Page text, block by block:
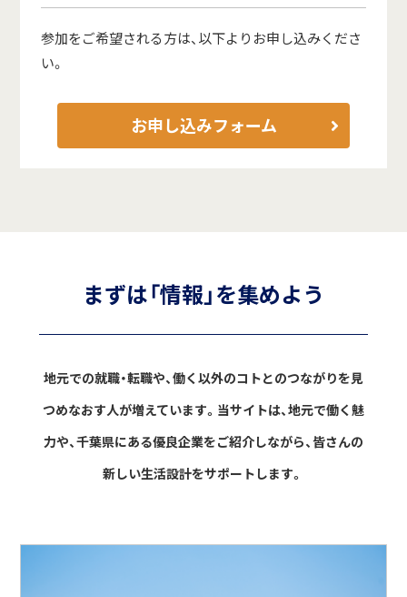
参加をご希望される方は、以下よりお申し込みくださ
い。
お申し込みフォーム
まずは「情報」を集めよう
地元での就職・転職や、働く以外のコトとのつながりを見
つめなおす人が増えています。 当サイトは、地元で働く魅
力や、千葉県にある優良企業をご紹介しながら、皆さんの
新しい生活設計をサポートします。